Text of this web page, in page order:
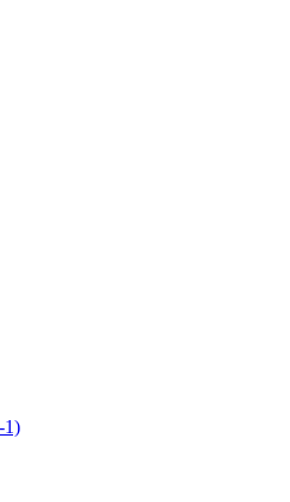
1)